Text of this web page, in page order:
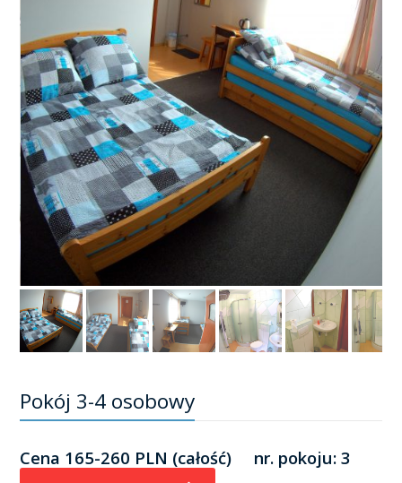
Pokój 3-4 osobowy
Cena 165-260 PLN (całość) nr. pokoju: 3